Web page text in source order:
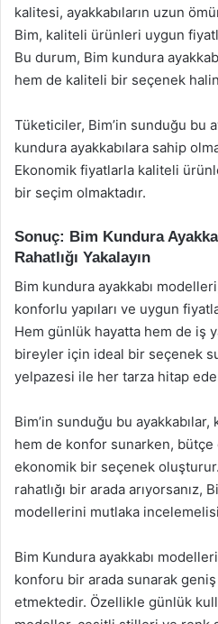
kalitesi, ayakkabıların uzun
Bim, kaliteli ürünleri uygun
Bu durum, Bim kundura
hem de kaliteli bir seçenek
Tüketiciler, Bim’in sunduğu bu
kundura ayakkabılara sahip
Ekonomik fiyatlarla kaliteli
bir seçim olmaktadır.
Sonuç: Bim Kundura
Rahatlığı Yakalayın
Bim kundura ayakkabı
konforlu yapıları ve uygun
Hem günlük hayatta hem de iş
bireyler için ideal bir seçenek
yelpazesi ile her tarza hitap
Bim’in sunduğu bu ayakkabılar,
hem de konfor sunarken, bütçe
ekonomik bir seçenek oluşturur.
rahatlığı bir arada arıyorsanız,
modellerini mutlaka
Bim Kundura ayakkabı
konforu bir arada sunarak
etmektedir. Özellikle günlük